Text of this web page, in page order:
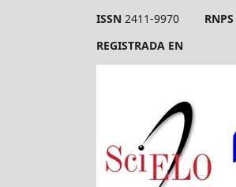
ISSN 2411-9970 RNPS
REGISTRADA EN